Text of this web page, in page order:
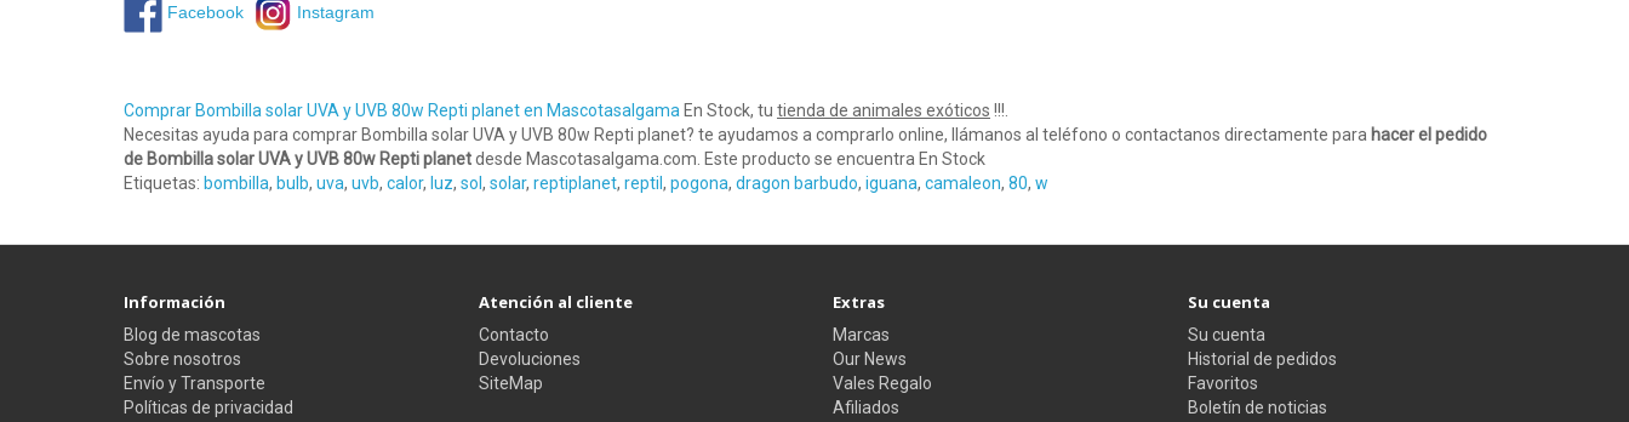
Facebook Instagram
Comprar Bombilla solar UVA y UVB 80w Repti planet en Mascotasalgama En Stock, tu tienda de animales exóticos !!!.
Necesitas ayuda para comprar Bombilla solar UVA y UVB 80w Repti planet? te ayudamos a comprarlo online, llámanos al teléfono o contactanos directamente para hacer el pedido
de Bombilla solar UVA y UVB 80w Repti planetdesde Mascotasalgama.com. Este producto se encuentra En Stock
Etiquetas: bombilla, bulb, uva, uvb, calor, luz, sol , solar, reptiplanet, reptil , pogona, dragon barbudo, iguana, camaleon, 80, w
Información
Blog de mascotas
Sobre nosotros
Envío y Transporte
Políticas de privacidad
Atención al cliente
Contacto
Devoluciones
SiteMap
Extras
Marcas
Our News
Vales Regalo
Afiliados
Su cuenta
Su cuenta
Historial de pedidos
Favoritos
Boletín de noticias